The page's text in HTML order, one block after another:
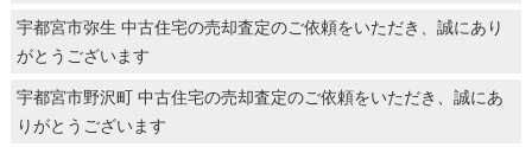
宇都宮市弥生 中古住宅の売却査定のご依頼をいただき、誠にあり
がとうございます
宇都宮市野沢町 中古住宅の売却査定のご依頼をいただき、誠にあ
りがとうございます